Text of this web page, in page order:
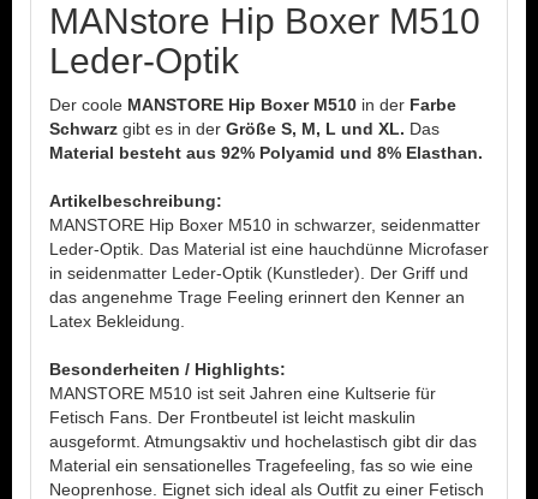
MANstore Hip Boxer M510
Leder-Optik
Der coole MANSTORE Hip Boxer M510 in der Farbe
Schwarz gibt es in der Größe S, M, L und XL. Das
Material besteht aus 92% Polyamid und 8% Elasthan.
Artikelbeschreibung:
MANSTORE Hip Boxer M510 in schwarzer, seidenmatter
Leder-Optik. Das Material ist eine hauchdünne Microfaser
in seidenmatter Leder-Optik (Kunstleder). Der Griff und
das angenehme Trage Feeling erinnert den Kenner an
Latex Bekleidung.
Besonderheiten / Highlights:
MANSTORE M510 ist seit Jahren eine Kultserie für
Fetisch Fans. Der Frontbeutel ist leicht maskulin
ausgeformt. Atmungsaktiv und hochelastisch gibt dir das
Material ein sensationelles Tragefeeling, fas so wie eine
Neoprenhose. Eignet sich ideal als Outfit zu einer Fetisch